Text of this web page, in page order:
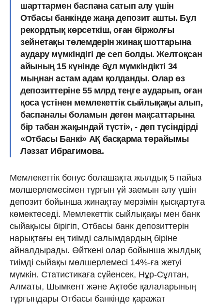
шарттармен баспана сатып алу үшін
Отбасы банкінде жаңа депозит ашты. Бұл
рекордтық көрсеткіш, оған біржолғы
зейнетақы төлемдерін жинақ шоттарына
аудару мүмкіндігі де сеп болды. Желтоқсан
айының 15 күнінде бұл мүмкіндікті 34
мыңнан астам адам қолданды. Олар өз
депозиттеріне 55 млрд теңге аударып, оған
қоса үстінен мемлекеттік сыйлықақы алып,
баспаналы боламын деген мақсаттарына
бір табан жақындай түсті», - деп түсіндірді
«Отбасы Банкі» АҚ басқарма төрайымы
Ләззат Ибрагимова.
Мемлекеттік бонус болашақта жылдық 5 пайыз
мөлшерлемесімен тұрғын үй заемын алу үшін
депозит бойынша жинақтау мерзімін қысқартуға
көмектеседі. Мемлекеттік сыйлықақы мен банк
сыйақысы бірігіп, Отбасы банк депозиттерін
нарықтағы ең тиімді салымдардың біріне
айналдырады. Өйткені олар бойынша жылдық
тиімді сыйақы мөлшерлемесі 14%-ға жетуі
мүмкін. Статистикаға сүйенсек, Нұр-Сұлтан,
Алматы, Шымкент және Ақтөбе қалаларының
тұрғындары Отбасы банкінде қаражат